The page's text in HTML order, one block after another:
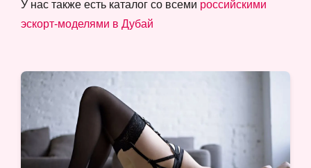
У нас также есть каталог со всеми российскими
эскорт-моделями в Дубай